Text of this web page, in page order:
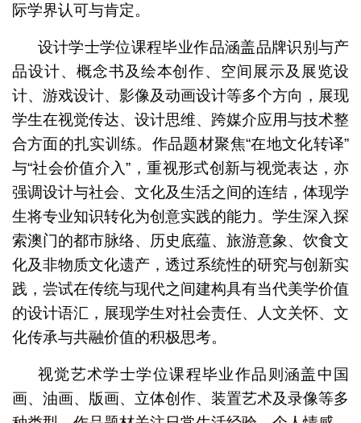
际学界认可与肯定。
设计学士学位课程毕业作品涵盖品牌识别与产
品设计、概念书及绘本创作、空间展示及展览设
计、游戏设计、影像及动画设计等多个方向，展现
学生在视觉传达、设计思维、跨媒介应用与技术整
合方面的扎实训练。作品题材聚焦“在地文化转译”
与“社会价值介入”，重视形式创新与视觉表达，亦
强调设计与社会、文化及生活之间的连结，体现学
生将专业知识转化为创意实践的能力。学生深入探
索澳门的都市脉络、历史底蕴、旅游意象、饮食文
化及非物质文化遗产，透过系统性的研究与创新实
践，尝试在传统与现代之间建构具有当代美学价值
的设计语汇，展现学生对社会责任、人文关怀、文
化传承与共融价值的积极思考。
视觉艺术学士学位课程毕业作品则涵盖中国
画、油画、版画、立体创作、装置艺术及录像等多